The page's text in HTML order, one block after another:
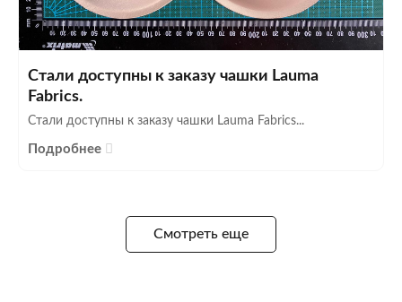
Стали доступны к заказу чашки Lauma
Fabrics.
Стали доступны к заказу чашки Lauma Fabrics...
Подробнее
Смотреть еще